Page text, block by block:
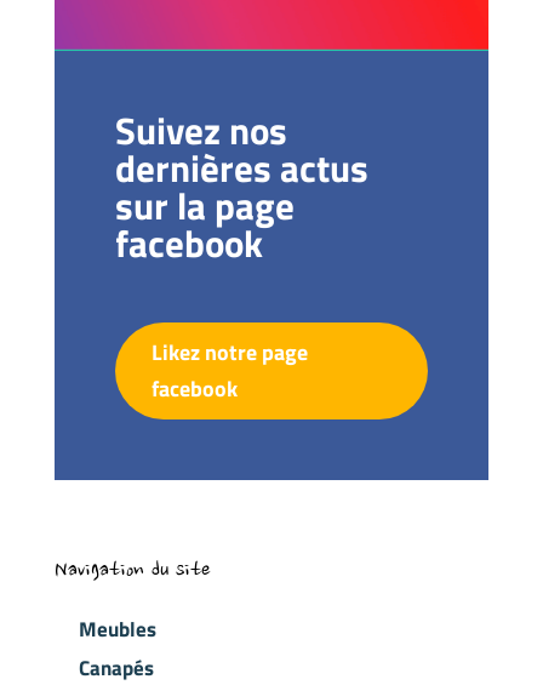
Suivez nos
dernières actus
sur la page
facebook
Likez notre page
facebook
Navigation du site
Meubles
Canapés